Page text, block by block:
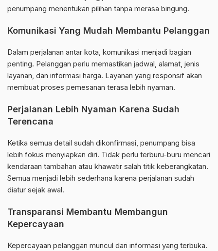
penumpang menentukan pilihan tanpa merasa bingung.
Komunikasi Yang Mudah Membantu Pelanggan
Dalam perjalanan antar kota, komunikasi menjadi bagian
penting. Pelanggan perlu memastikan jadwal, alamat, jenis
layanan, dan informasi harga. Layanan yang responsif akan
membuat proses pemesanan terasa lebih nyaman.
Perjalanan Lebih Nyaman Karena Sudah
Terencana
Ketika semua detail sudah dikonfirmasi, penumpang bisa
lebih fokus menyiapkan diri. Tidak perlu terburu-buru mencari
kendaraan tambahan atau khawatir salah titik keberangkatan.
Semua menjadi lebih sederhana karena perjalanan sudah
diatur sejak awal.
Transparansi Membantu Membangun
Kepercayaan
Kepercayaan pelanggan muncul dari informasi yang terbuka.